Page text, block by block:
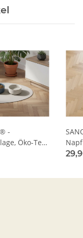
-
Öko-Tex,
Herz